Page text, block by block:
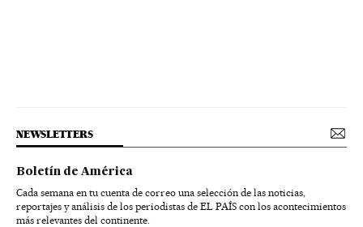
NEWSLETTERS
Boletín de América
Cada semana en tu cuenta de correo una selección de las noticias,
reportajes y análisis de los periodistas de EL PAÍS con los acontecimientos
más relevantes del continente.